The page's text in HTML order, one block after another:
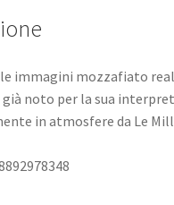
immagini mozzafiato
noto per la sua
in atmosfere da Le